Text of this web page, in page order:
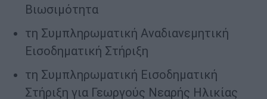
Βιωσιμότητα
τη Συμπληρωματική Αναδιανεμητική
Εισοδηματική Στήριξη
τη Συμπληρωματική Εισοδηματική
Στήριξη για Γεωργούς Νεαρής Ηλικίας